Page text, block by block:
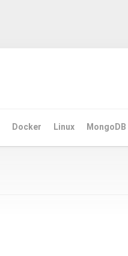
Docker Linux MongoDB